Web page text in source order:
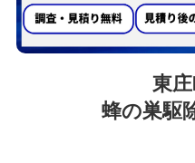
東
蜂の巣駆